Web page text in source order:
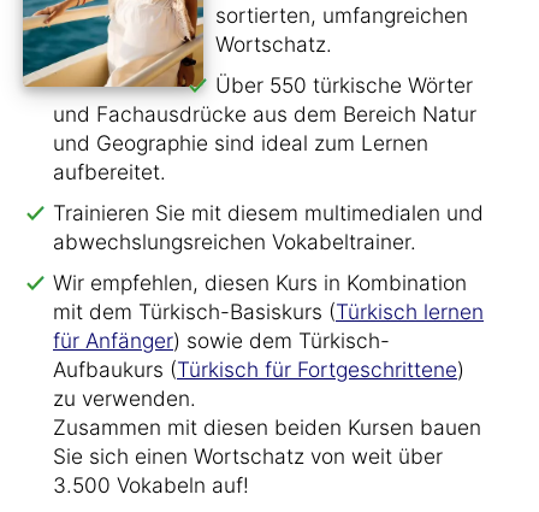
sortierten, umfangreichen
Wortschatz.
Über 550 türkische Wörter
und Fachausdrücke aus dem Bereich Natur
und Geographie sind ideal zum Lernen
aufbereitet.
Trainieren Sie mit diesem multimedialen und
abwechslungsreichen Vokabeltrainer.
Wir empfehlen, diesen Kurs in Kombination
mit dem Türkisch-Basiskurs (Türkisch lernen
für Anfänger) sowie dem Türkisch-
Aufbaukurs (Türkisch für Fortgeschrittene)
zu verwenden.
Zusammen mit diesen beiden Kursen bauen
Sie sich einen Wortschatz von weit über
3.500 Vokabeln auf!